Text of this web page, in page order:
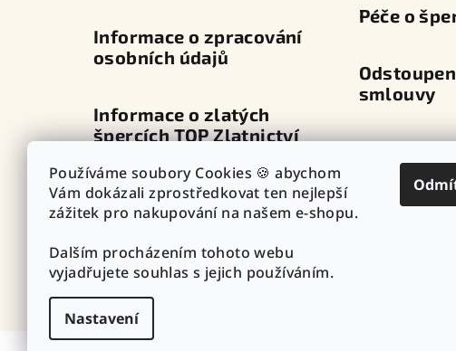
Používáme soubory Cookies 🍪 abychom
Vám dokázali zprostředkovat ten nejlepší
zážitek pro nakupování na našem e-shopu.
Dalším procházením tohoto webu
vyjadřujete souhlas s jejich používáním.
Nastavení
Informace o zpracování
osobních údajů
Informace o zlatých
špercích TOP Zlatnictví
Průvodce zapínáním
náušnic
Vazby - vzory řetízků
Péče o
smlouvy
Výdejní